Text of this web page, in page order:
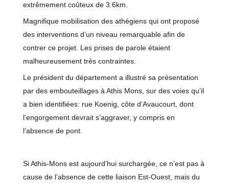
extrêmement coûteux de 3.6km.
Magnifique mobilisation des athégiens qui ont proposé
des interventions d’un niveau remarquable afin de
contrer ce projet. Les prises de parole étaient
malheureusement très contraintes.
Le président du département a illustré sa présentation
par des embouteillages à Athis Mons, sur des voies qu’il
a bien identifiées: rue Koenig, côte d’Avaucourt, dont
l’engorgement devrait s’aggraver, y compris en
l’absence de pont.
Si Athis-Mons est aujourd’hui surchargée, ce n’est pas à
cause de l’absence de cette liaison Est-Ouest, mais du